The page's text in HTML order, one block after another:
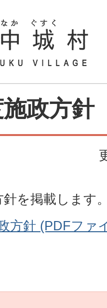
政方針
を掲載します
方針 (PDFファ